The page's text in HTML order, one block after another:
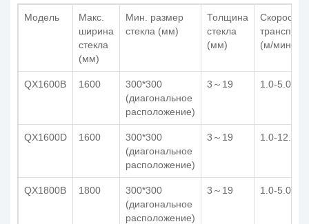
Модель
Макс.
ширина
стекла
(мм)
Мин. размер
стекла (мм)
Толщина
стекла
(мм)
Скорость
(м/мин)
QX1600B 1600
300*300
(диагональное
расположение)
3～19 1.0-5.0
QX1600D 1600
300*300
(диагональное
расположение)
3～19 1.0-12.0
QX1800B 1800
300*300
(диагональное
расположение)
3～19 1.0-5.0